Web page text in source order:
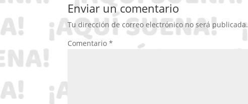
Enviar un comentario
Tu dirección de correo electrónico no será publicada.
Comentario*